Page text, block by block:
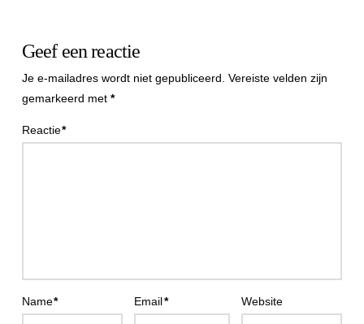
Geef een reactie
Je e-mailadres wordt niet gepubliceerd. Vereiste velden zijn
gemarkeerd met *
Reactie*
Name* Email* Website